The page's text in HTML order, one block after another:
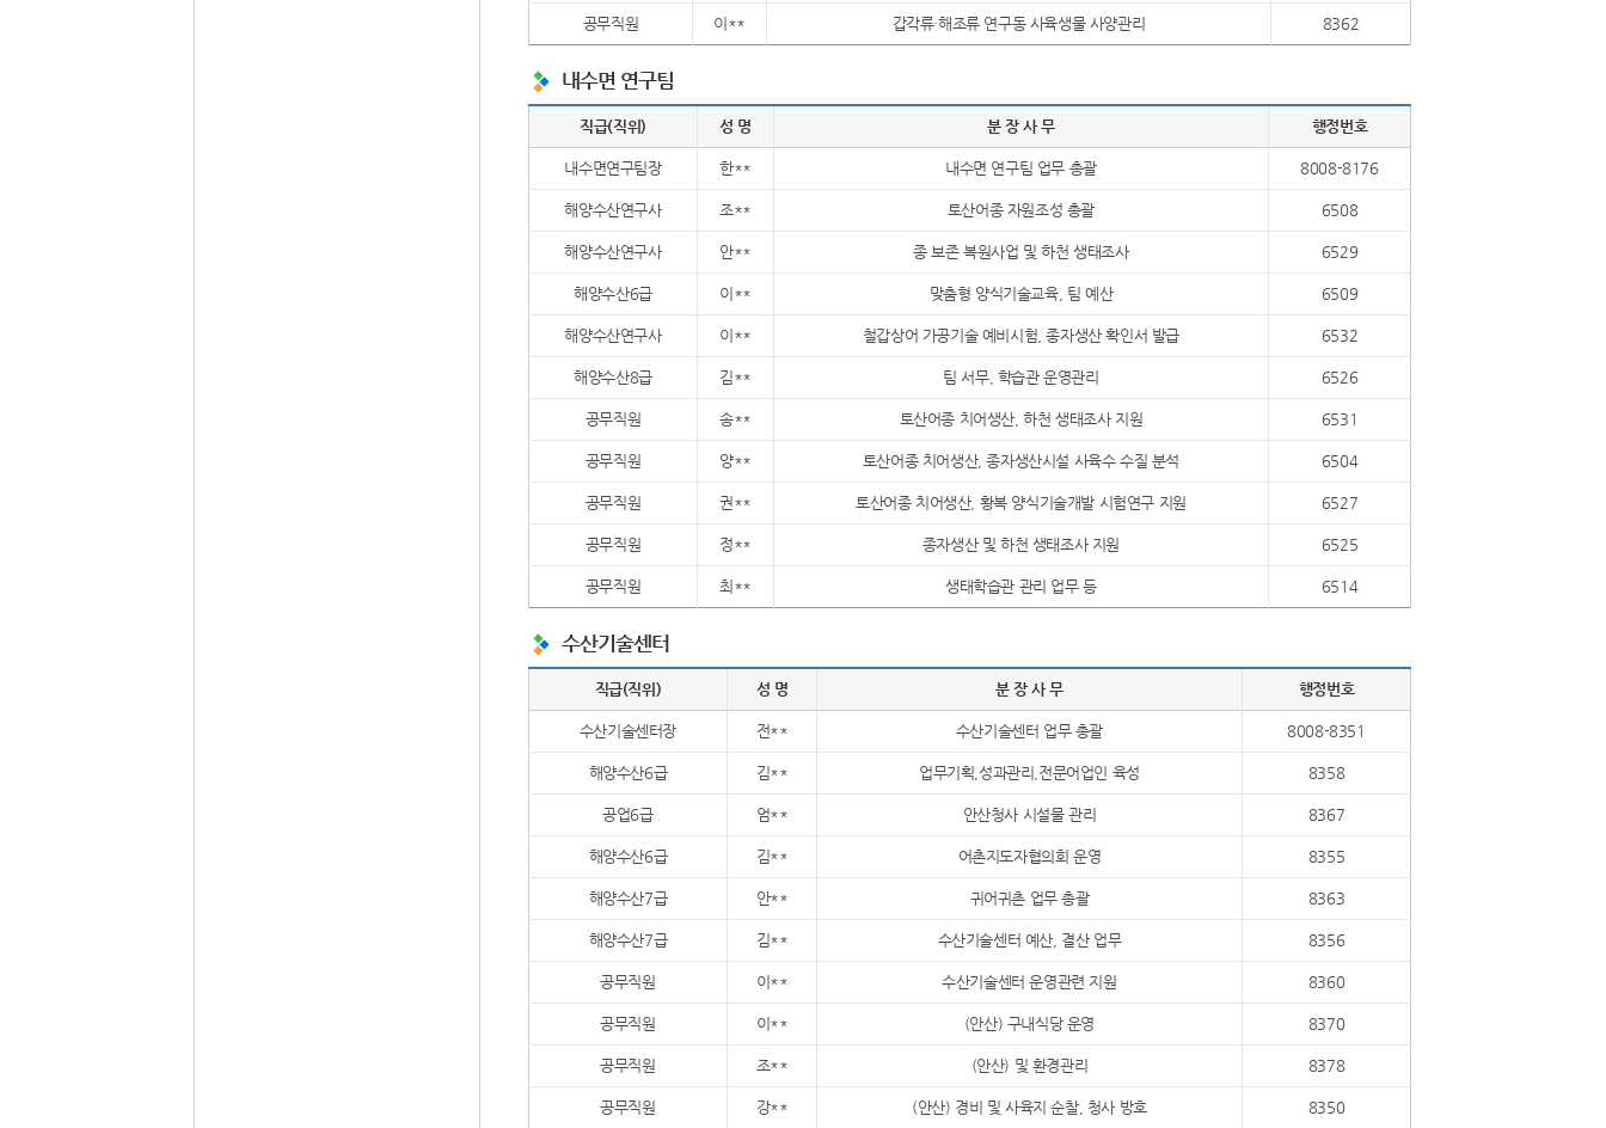
공무직원 이** 갑각류·해조류 연구동 사육생물 사양관리 8362
내수면 연구팀
직급(직위) 성 명 분 장 사 무 행정번호
내수면연구팀장 한** 내수면 연구팀 업무 총괄 8008-8176
해양수산연구사 조** 토산어종 자원조성 총괄 6508
해양수산연구사 안** 종 보존 복원사업 및 하천 생태조사 6529
해양수산6급 이** 맞춤형 양식기술교육, 팀 예산 6509
해양수산연구사 이** 철갑상어 가공기술 예비시험, 종자생산 확인서 발급 6532
해양수산8급 김** 팀 서무, 학습관 운영관리 6526
공무직원 송** 토산어종 치어생산, 하천 생태조사 지원 6531
공무직원 양** 토산어종 치어생산, 종자생산시설 사육수 수질 분석 6504
공무직원 권** 토산어종 치어생산, 황복 양식기술개발 시험연구 지원 6527
공무직원 정** 종자생산 및 하천 생태조사 지원 6525
공무직원 최** 생태학습관 관리 업무 등 6514
수산기술센터
직급(직위) 성 명 분 장 사 무 행정번호
수산기술센터장 전** 수산기술센터 업무 총괄 8008-8351
해양수산6급 김** 업무기획,성과관리,전문어업인 육성 8358
공업6급 엄** 안산청사 시설물 관리 8367
해양수산6급 김** 어촌지도자협의회 운영 8355
해양수산7급 안** 귀어귀촌 업무 총괄 8363
해양수산7급 김** 수산기술센터 예산, 결산 업무 8356
공무직원 이** 수산기술센터 운영관련 지원 8360
공무직원 이** (안산) 구내식당 운영 8370
공무직원 조** (안산) 및 환경관리 8378
공무직원 강** (안산) 경비 및 사육지 순찰, 청사 방호 8350